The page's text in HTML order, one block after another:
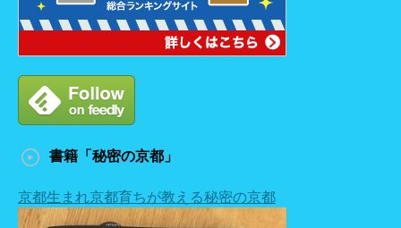
書籍「秘密の京都」
京都生まれ京都育ちが教える秘密の京都